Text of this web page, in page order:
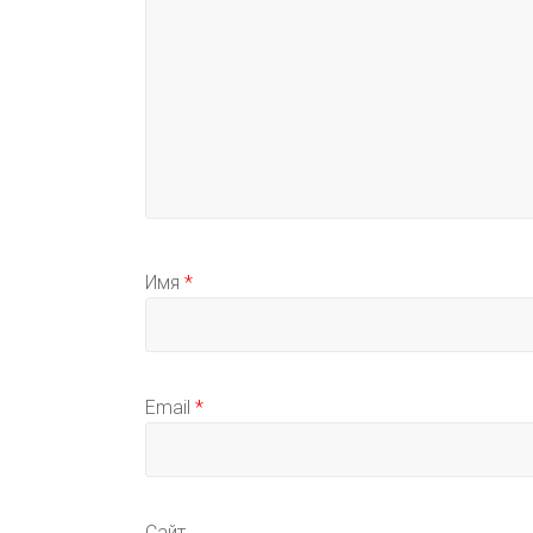
Имя *
Email *